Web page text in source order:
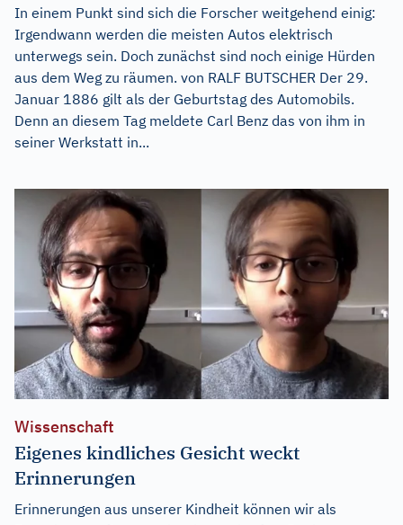
In einem Punkt sind sich die Forscher weitgehend einig:
Irgendwann werden die meisten Autos elektrisch
unterwegs sein. Doch zunächst sind noch einige Hürden
aus dem Weg zu räumen. von RALF BUTSCHER Der 29.
Januar 1886 gilt als der Geburtstag des Automobils.
Denn an diesem Tag meldete Carl Benz das von ihm in
seiner Werkstatt in...
Wissenschaft
Eigenes kindliches Gesicht weckt
Erinnerungen
Erinnerungen aus unserer Kindheit können wir als